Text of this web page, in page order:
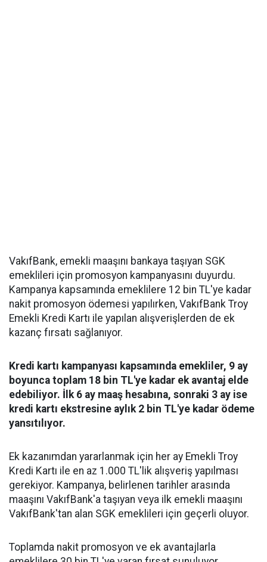
VakıfBank, emekli maaşını bankaya taşıyan SGK
emeklileri için promosyon kampanyasını duyurdu.
Kampanya kapsamında emeklilere 12 bin TL'ye kadar
nakit promosyon ödemesi yapılırken, VakıfBank Troy
Emekli Kredi Kartı ile yapılan alışverişlerden de ek
kazanç fırsatı sağlanıyor.
Kredi kartı kampanyası kapsamında emekliler, 9 ay
boyunca toplam 18 bin TL'ye kadar ek avantaj elde
edebiliyor. İlk 6 ay maaş hesabına, sonraki 3 ay ise
kredi kartı ekstresine aylık 2 bin TL'ye kadar ödeme
yansıtılıyor.
Ek kazanımdan yararlanmak için her ay Emekli Troy
Kredi Kartı ile en az 1.000 TL'lik alışveriş yapılması
gerekiyor. Kampanya, belirlenen tarihler arasında
maaşını VakıfBank'a taşıyan veya ilk emekli maaşını
VakıfBank'tan alan SGK emeklileri için geçerli oluyor.
Toplamda nakit promosyon ve ek avantajlarla